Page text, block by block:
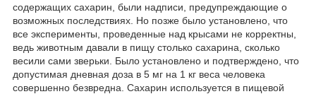
содержащих сахарин, были надписи, предупреждающие о
возможных последствиях. Но позже было установлено, что
все эксперименты, проведенные над крысами не корректны,
ведь животным давали в пищу столько сахарина, сколько
весили сами зверьки. Было установлено и подтверждено, что
допустимая дневная доза в 5 мг на 1 кг веса человека
совершенно безвредна. Сахарин используется в пищевой